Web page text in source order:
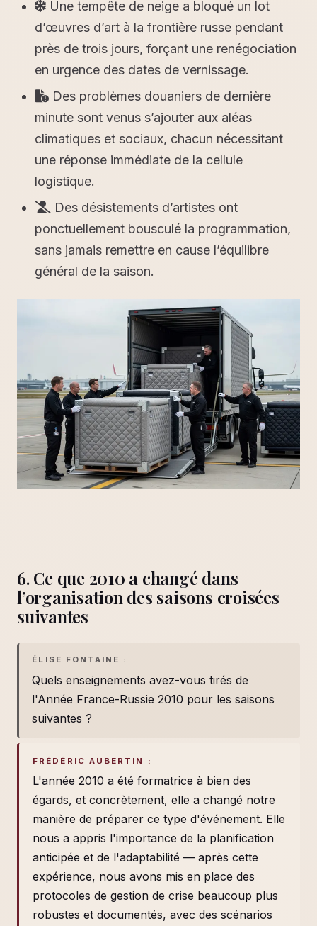
Une tempête de neige a bloqué un lot
d’œuvres d’art à la frontière russe pendant
près de trois jours, forçant une renégociation
en urgence des dates de vernissage.
Des problèmes douaniers de dernière
minute sont venus s’ajouter aux aléas
climatiques et sociaux, chacun nécessitant
une réponse immédiate de la cellule
logistique.
Des désistements d’artistes ont
ponctuellement bousculé la programmation,
sans jamais remettre en cause l’équilibre
général de la saison.
6. Ce que 2010 a changé dans
l’organisation des saisons croisées
suivantes
ÉLISE FONTAINE :
Quels enseignements avez-vous tirés de
l'Année France-Russie 2010 pour les saisons
suivantes ?
FRÉDÉRIC AUBERTIN :
L'année 2010 a été formatrice à bien des
égards, et concrètement, elle a changé notre
manière de préparer ce type d'événement. Elle
nous a appris l'importance de la planification
anticipée et de l'adaptabilité — après cette
expérience, nous avons mis en place des
protocoles de gestion de crise beaucoup plus
robustes et documentés, avec des scénarios